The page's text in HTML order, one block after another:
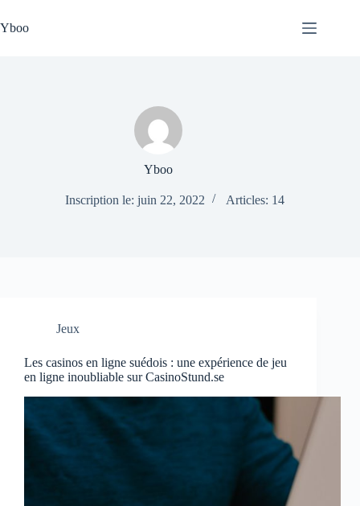
au
contenu
Yboo
Yboo
Inscription le: juin 22, 2022 Articles: 14
Jeux
Les casinos en ligne suédois : une expérience de jeu
en ligne inoubliable sur CasinoStund.se